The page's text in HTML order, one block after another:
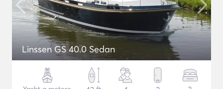
Linssen GS 40.0 Sedan